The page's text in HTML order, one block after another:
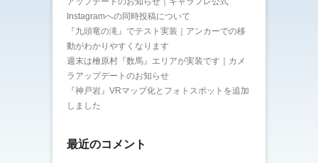
Instagramへの同時投稿について
『九頭竜の滝』でテスト実装｜アンカーでの移
動がわかりやすくなります
週末は檜原村『数馬』エリアが実装です｜カメ
ラアップデートのお知らせ
『神戸岩』VRマップ化とフォトスポットを追加
しました
最近のコメント